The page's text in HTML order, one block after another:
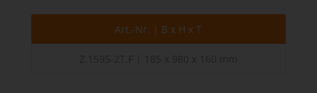
Art.-Nr. | B x H x T